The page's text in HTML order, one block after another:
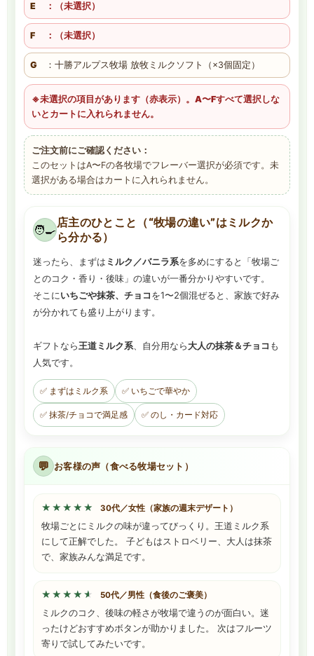
E ：（未選択）
F ：（未選択）
G ：十勝アルプス牧場 放牧ミルクソフト（×3個固定）
※未選択の項目があります（赤表示）。A〜Fすべて選択しな
いとカートに入れられません。
ご注文前にご確認ください：
このセットはA〜Fの各牧場でフレーバー選択が必須です。未
選択がある場合はカートに入れられません。
🧑‍🍳
店主のひとこと（“牧場の違い”はミルクか
ら分かる）
迷ったら、まずは ミルク／バニラ系を多めにすると「牧場ご
とのコク・香り・後味」の違いが一番分かりやすいです。
そこにいちごや抹茶、チョコを1〜2個混ぜると、家族で好み
が分かれても盛り上がります。
ギフトなら王道ミルク系、自分用なら大人の抹茶＆チョコ も
人気です。
✅ まずはミルク系 ✅ いちごで華やか
✅ 抹茶/チョコで満足感 ✅ のし・カード対応
💬 お客様の声（食べる牧場セット）
★★★★★
★★★★★ 30代／女性（家族の週末デザート）
牧場ごとにミルクの味が違ってびっくり。王道ミルク系
にして正解でした。 子どもはストロベリー、大人は抹茶
で、家族みんな満足です。
★★★★★
★★★★★ 50代／男性（食後のご褒美）
ミルクのコク、後味の軽さが牧場で違うのが面白い。迷
ったけどおすすめボタンが助かりました。 次はフルーツ
寄りで試してみたいです。